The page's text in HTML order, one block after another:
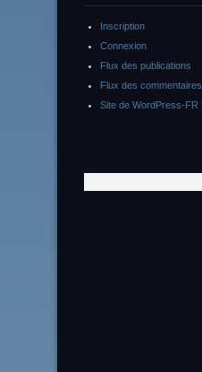
Inscription
Connexion
Flux des publications
Flux des commentaires
Site de WordPress-FR